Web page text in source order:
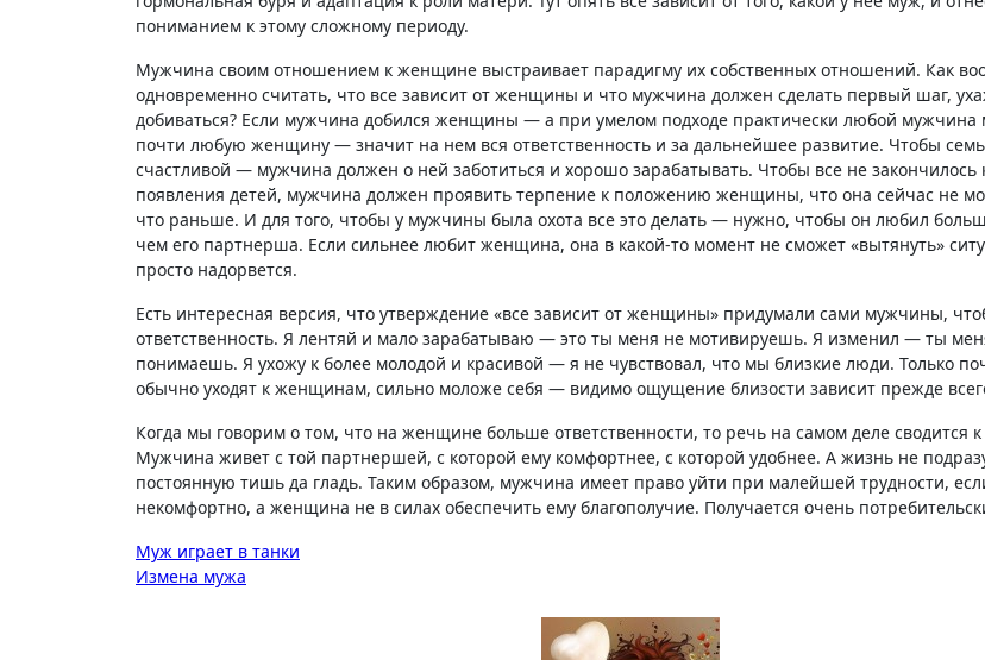
пониманием к этому сложному периоду.
Мужчина своим отношением к женщине выстраивает парадигму их собственных отношений. Как
одновременно считать, что все зависит от женщины и что мужчина должен сделать первый шаг,
добиваться? Если мужчина добился женщины — а при умелом подходе практически любой мужчина
почти любую женщину — значит на нем вся ответственность и за дальнейшее развитие. Чтобы
счастливой — мужчина должен о ней заботиться и хорошо зарабатывать. Чтобы все не закончилось
появления детей, мужчина должен проявить терпение к положению женщины, что она сейчас не
что раньше. И для того, чтобы у мужчины была охота все это делать — нужно, чтобы он любил
чем его партнерша. Если сильнее любит женщина, она в какой-то момент не сможет «вытянуть»
просто надорвется.
Есть интересная версия, что утверждение «все зависит от женщины» придумали сами мужчины,
ответственность. Я лентяй и мало зарабатываю — это ты меня не мотивируешь. Я изменил — ты
понимаешь. Я ухожу к более молодой и красивой — я не чувствовал, что мы близкие люди. Только
обычно уходят к женщинам, сильно моложе себя — видимо ощущение близости зависит прежде
Когда мы говорим о том, что на женщине больше ответственности, то речь на самом деле сводится к
Мужчина живет с той партнершей, с которой ему комфортнее, с которой удобнее. А жизнь не
постоянную тишь да гладь. Таким образом, мужчина имеет право уйти при малейшей трудности,
некомфортно, а женщина не в силах обеспечить ему благополучие. Получается очень
Навигация
Муж играет в танки
Измена мужа